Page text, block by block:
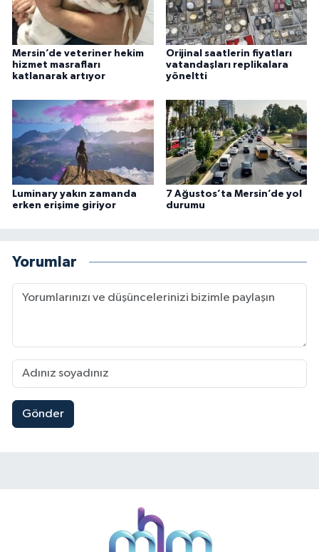
Mersin’de veteriner hekim
hizmet masrafları
katlanarak artıyor
Orijinal saatlerin fiyatları
vatandaşları replikalara
yöneltti
Luminary yakın zamanda
erken erişime giriyor
7 Ağustos’ta Mersin’de yol
durumu
Yorumlar
Gönder